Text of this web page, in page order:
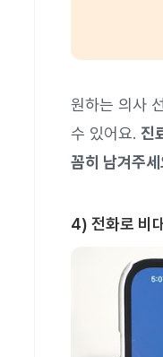
원하는 의사
수 있어요. 진
꼼히 남겨주
4) 전화로 비